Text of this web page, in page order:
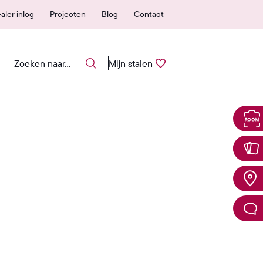
erkende verkooppunten
inlog Projecten Blog Contact
Mijn stalen